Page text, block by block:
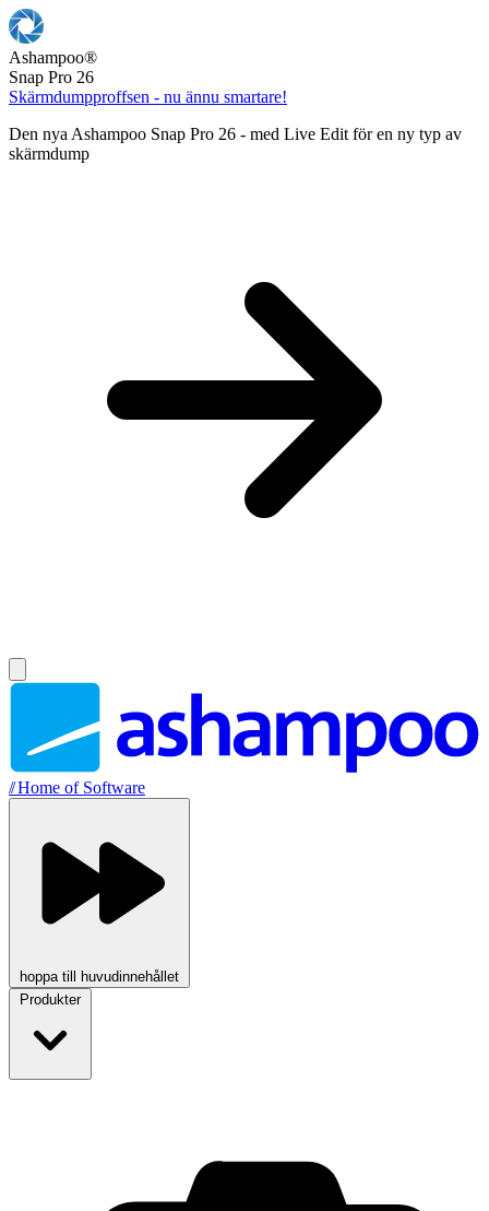
Ashampoo®
Snap Pro 26
Skärmdumpproffsen - nu ännu smartare!
Den nya Ashampoo Snap Pro 26 - med Live Edit för en ny typ av
skärmdump
//Home of Software
hoppa till huvudinnehållet
Produkter